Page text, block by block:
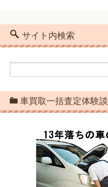
サイト内検索
車買取一括査定体験談